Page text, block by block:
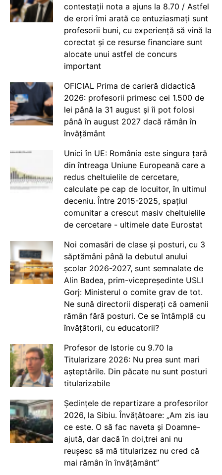
contestații nota a ajuns la 8.70 / Astfel
de erori îmi arată ce entuziasmați sunt
profesorii buni, cu experiență să vină la
corectat și ce resurse financiare sunt
alocate unui astfel de concurs
important
OFICIAL Prima de carieră didactică
2026: profesorii primesc cei 1.500 de
lei până la 31 august și îi pot folosi
până în august 2027 dacă rămân în
învățământ
Unici în UE: România este singura țară
din întreaga Uniune Europeană care a
redus cheltuielile de cercetare,
calculate pe cap de locuitor, în ultimul
deceniu. Între 2015-2025, spațiul
comunitar a crescut masiv cheltuielile
de cercetare - ultimele date Eurostat
Noi comasări de clase și posturi, cu 3
săptămâni până la debutul anului
școlar 2026-2027, sunt semnalate de
Alin Badea, prim-vicepreședinte USLI
Gorj: Ministerul o comite grav de tot.
Ne sună directorii disperați că oamenii
rămân fără posturi. Ce se întâmplă cu
învățătorii, cu educatorii?
Profesor de Istorie cu 9.70 la
Titularizare 2026: Nu prea sunt mari
așteptările. Din păcate nu sunt posturi
titularizabile
Ședințele de repartizare a profesorilor
2026, la Sibiu. Învățătoare: „Am zis iau
ce este. O să fac naveta și Doamne-
ajută, dar dacă în doi,trei ani nu
reușesc să mă titularizez nu cred că
mai rămân în învățământ”